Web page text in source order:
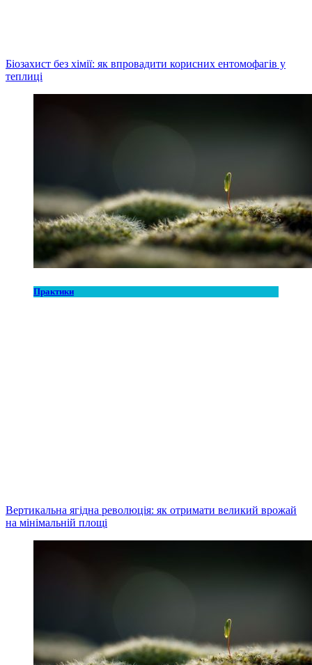
Біозахист без хімії: як впровадити корисних ентомофагів у
теплиці
Практики
Вертикальна ягідна революція: як отримати великий врожай
на мінімальній площі